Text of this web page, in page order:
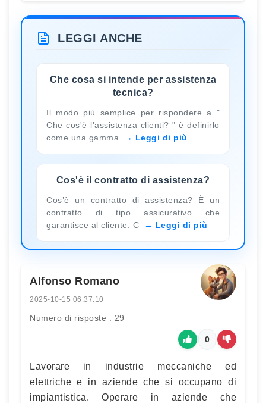
LEGGI ANCHE
Che cosa si intende per assistenza
tecnica?
Il modo più semplice per rispondere a "
Che cos'è l'assistenza clienti? " è definirlo
come una gamma
Leggi di più
Cos'è il contratto di assistenza?
Cos’è un contratto di assistenza? È un
contratto di tipo assicurativo che
garantisce al cliente: C
Leggi di più
Alfonso Romano
2025-10-15 06:37:10
Numero di risposte : 29
0
Lavorare in industrie meccaniche ed
elettriche e in aziende che si occupano di
impiantistica. Operare in aziende che